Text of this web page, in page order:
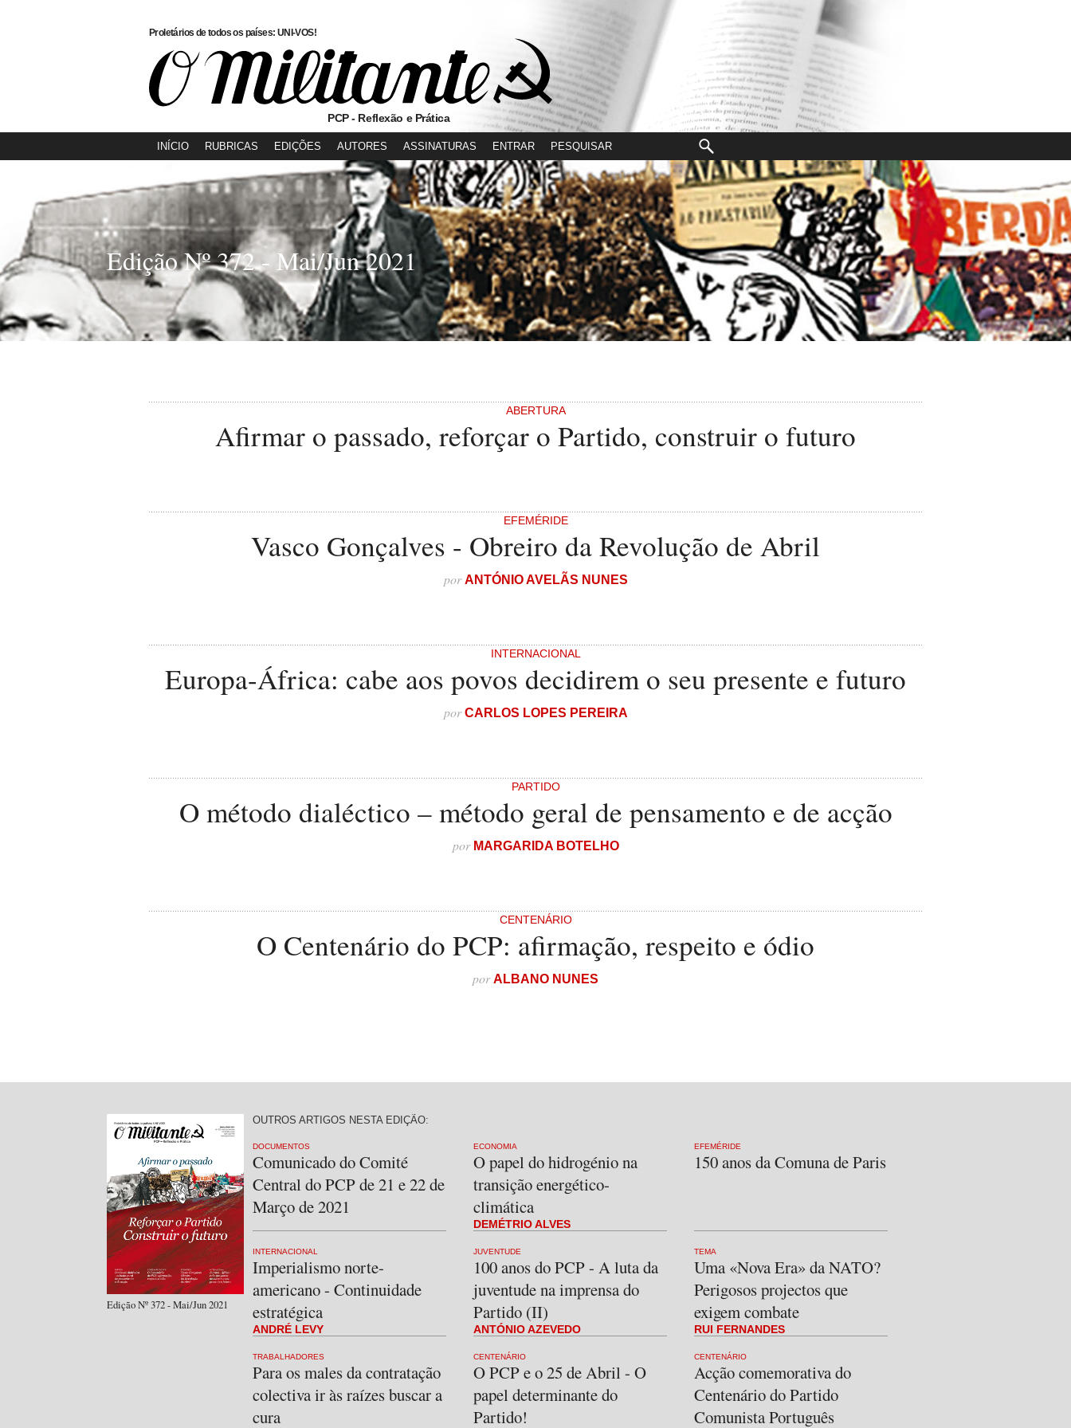
Proletários de todos os países: UNI-VOS!
PCP - Reflexão e Prática
INÍCIO RUBRICAS EDIÇÕES AUTORES ASSINATURAS ENTRAR
Edição Nº 372 - Mai/Jun 2021
ABERTURA
Afirmar o passado, reforçar o Partido, construir o futuro
EFEMÉRIDE
Vasco Gonçalves - Obreiro da Revolução de Abril
porANTÓNIO AVELÃS NUNES
INTERNACIONAL
Europa-África: cabe aos povos decidirem o seu presente e futuro
porCARLOS LOPES PEREIRA
PARTIDO
O método dialéctico – método geral de pensamento e de acção
por MARGARIDA BOTELHO
CENTENÁRIO
O Centenário do PCP: afirmação, respeito e ódio
porALBANO NUNES
Edição Nº 372 - Mai/Jun 2021
OUTROS ARTIGOS NESTA EDIÇÃO:
DOCUMENTOS
Comunicado do Comité
Central do PCP de 21 e 22 de
Março de 2021
ECONOMIA
O papel do hidrogénio na
transição energético-
climática
DEMÉTRIO ALVES
EFEMÉRIDE
150 anos da Comuna de Paris
INTERNACIONAL
Imperialismo norte-
americano - Continuidade
estratégica
ANDRÉ LEVY
JUVENTUDE
100 anos do PCP - A luta da
juventude na imprensa do
Partido (II)
ANTÓNIO AZEVEDO
TEMA
Uma «Nova Era» da NATO?
Perigosos projectos que
exigem combate
RUI FERNANDES
TRABALHADORES
Para os males da contratação
colectiva ir às raízes buscar a
cura
CENTENÁRIO
O PCP e o 25 de Abril - O
papel determinante do
Partido!
CENTENÁRIO
Acção comemorativa do
Centenário do Partido
Comunista Português